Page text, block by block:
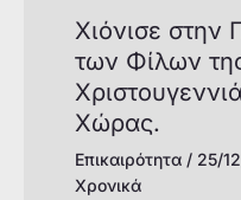
Χιόνισε
των Φίλων
Χώρας.
Επικαιρότητα/ 25/
Χρονικά